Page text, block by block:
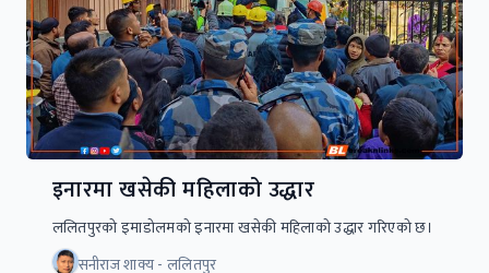
इनारमा खसेकी महिलाको उद्धार
ललितपुरको इमाडोलमको इनारमा खसेकी महिलाको उद्धार गरिएको छ।
सनीराज शाक्य - ललितपुर